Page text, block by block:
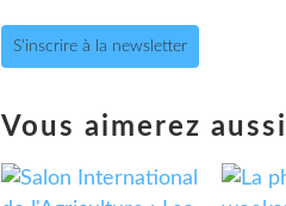
S'inscrire à la newsletter
Vous aimerez